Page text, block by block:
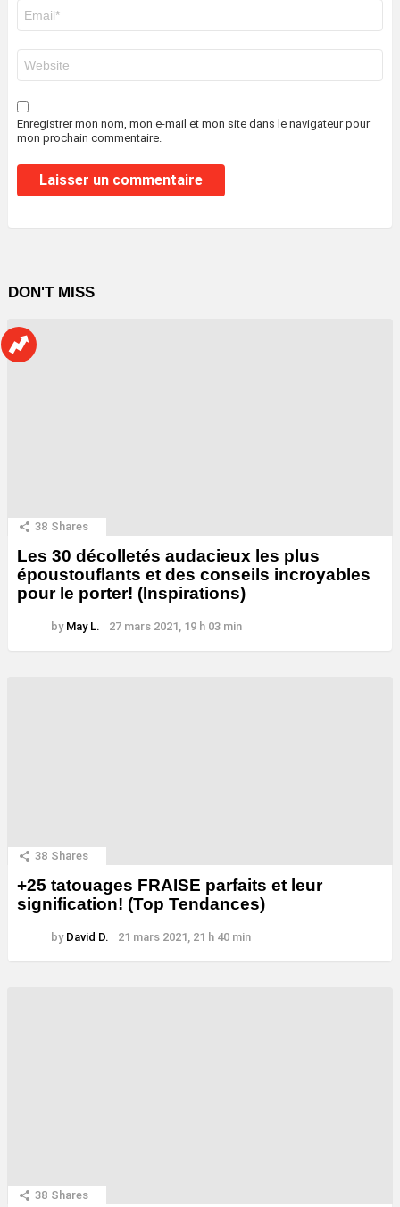
mail
*
web
Enregistrer mon nom, mon e-mail et mon site dans le navigateur pour
mon prochain commentaire.
DON'T MISS
38 Shares
Les 30 décolletés audacieux les plus
époustouflants et des conseils incroyables
pour le porter! (Inspirations)
by May L. 27 mars 2021, 19 h 03 min
38 Shares
+25 tatouages ​​FRAISE parfaits et leur
signification! (Top Tendances)
by David D. 21 mars 2021, 21 h 40 min
38 Shares